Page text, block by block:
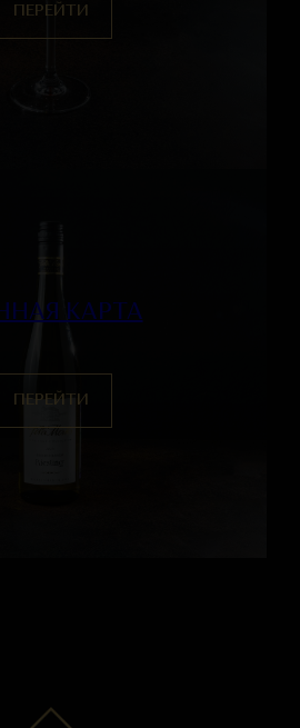
ПЕРЕЙТИ
КАРТА
ПЕРЕЙТИ